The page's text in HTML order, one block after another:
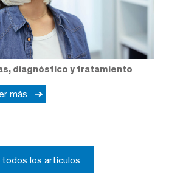
diagnóstico y tratamiento
más
todos los artículos